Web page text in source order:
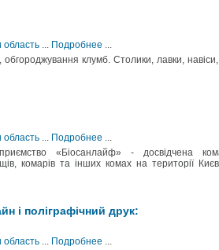
область ... Подробнее ...
клумб. Столики, лавки, навіси,
область ... Подробнее ...
«Біосанлайф» - досвідчена
комарів та інших комах на території
і поліграфічний друк:
область ... Подробнее ...